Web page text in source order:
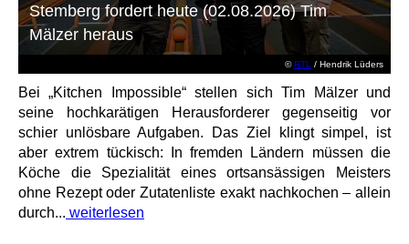
©RTL / Hendrik Lüders
Stemberg fordert heute (02.08.2026) Tim
Mälzer heraus
Bei „Kitchen Impossible“ stellen sich Tim Mälzer und
seine hochkarätigen Herausforderer gegenseitig vor
schier unlösbare Aufgaben. Das Ziel klingt simpel, ist
aber extrem tückisch: In fremden Ländern müssen die
Köche die Spezialität eines ortsansässigen Meisters
ohne Rezept oder Zutatenliste exakt nachkochen – allein
durch... weiterlesen